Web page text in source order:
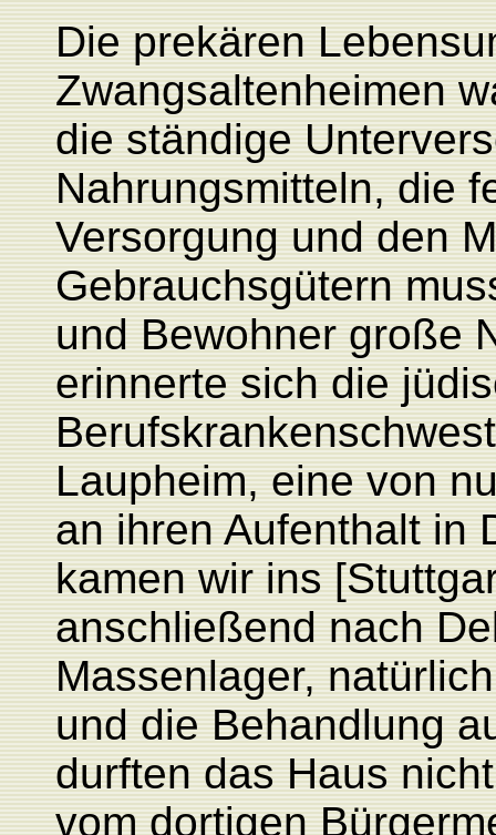
Die prekären
Zwangsaltenheimen
die ständige
Nahrungsmitteln, die
Versorgung und den
Gebrauchsgütern
und Bewohner große
erinnerte sich die
Laupheim, eine von
an ihren Aufenthalt in
kamen wir ins
anschließend nach
Massenlager,
und die Behandlung
durften das Haus
vom dortigen